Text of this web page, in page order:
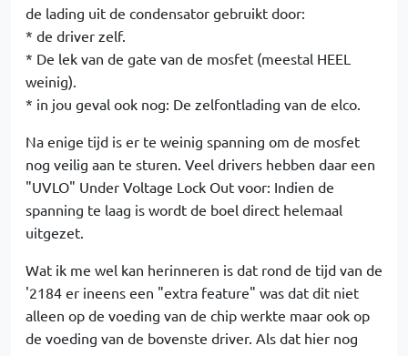
de lading uit de condensator gebruikt door:
* de driver zelf.
* De lek van de gate van de mosfet (meestal HEEL
weinig).
* in jou geval ook nog: De zelfontlading van de elco.
Na enige tijd is er te weinig spanning om de mosfet
nog veilig aan te sturen. Veel drivers hebben daar een
"UVLO" Under Voltage Lock Out voor: Indien de
spanning te laag is wordt de boel direct helemaal
uitgezet.
Wat ik me wel kan herinneren is dat rond de tijd van de
'2184 er ineens een "extra feature" was dat dit niet
alleen op de voeding van de chip werkte maar ook op
de voeding van de bovenste driver. Als dat hier nog